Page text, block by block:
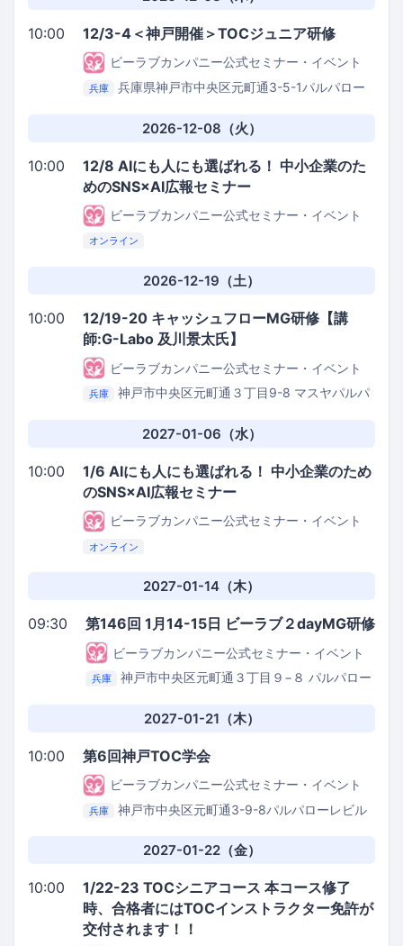
10:00 12/3-4＜神戸開催＞TOCジュニア研修
ビーラブカンパニー公式セミナー・イベント
兵庫
兵庫県神戸市中央区元町通3-5-1パルパロー
町商店街パルパローレビル3階）
2026-12-08（火）
10:00
12/8 AIにも人にも選ばれる！ 中小企業のた
めのSNS×AI広報セミナー
ビーラブカンパニー公式セミナー・イベント
オンライン
2026-12-19（土）
10:00
12/19-20 キャッシュフローMG研修【講
師:G-Labo 及川景太氏】
ビーラブカンパニー公式セミナー・イベント
兵庫
神戸市中央区元町通３丁目9-8 マスヤパルパ
2027-01-06（水）
10:00
1/6 AIにも人にも選ばれる！ 中小企業のため
のSNS×AI広報セミナー
ビーラブカンパニー公式セミナー・イベント
オンライン
2027-01-14（木）
09:30 第146回 1月14-15日 ビーラブ２dayMG研修
ビーラブカンパニー公式セミナー・イベント
兵庫
神戸市中央区元町通３丁目９−８ パルパロー
2027-01-21（木）
10:00 第6回神戸TOC学会
ビーラブカンパニー公式セミナー・イベント
兵庫
神戸市中央区元町通3-9-8パルパローレビル
2027-01-22（金）
10:00
1/22-23 TOCシニアコース 本コース修了
時、合格者にはTOCインストラクター免許が
交付されます！！